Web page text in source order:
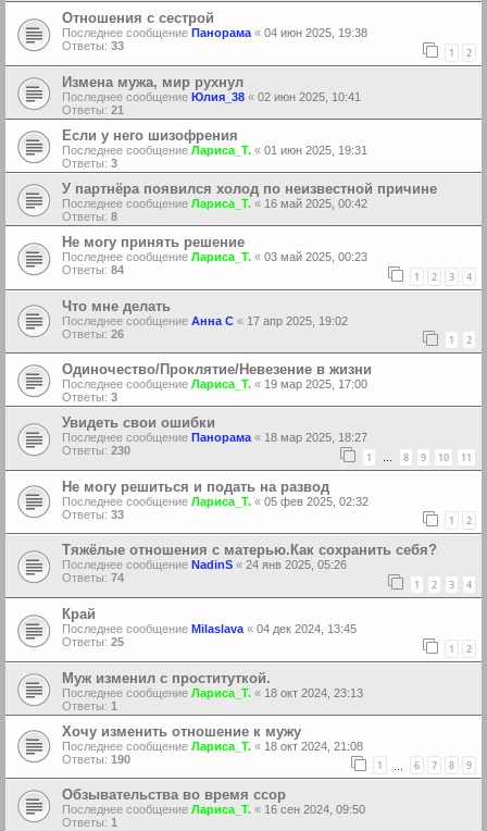
Отношения с сестрой
Последнее сообщение Панорама « 04 июн 2025, 19:38
Ответы: 33 1 2
Измена мужа, мир рухнул
Последнее сообщение Юлия_38 « 02 июн 2025, 10:41
Ответы: 21
Если у него шизофрения
Последнее сообщение Лариса_Т. « 01 июн 2025, 19:31
Ответы: 3
У партнёра появился холод по неизвестной причине
Последнее сообщение Лариса_Т. « 16 май 2025, 00:42
Ответы: 8
Не могу принять решение
Последнее сообщение Лариса_Т. « 03 май 2025, 00:23
Ответы: 84 1 2 3 4
Что мне делать
Последнее сообщение Анна С « 17 апр 2025, 19:02
Ответы: 26 1 2
Одиночество/Проклятие/Невезение в жизни
Последнее сообщение Лариса_Т. « 19 мар 2025, 17:00
Ответы: 3
Увидеть свои ошибки
Последнее сообщение Панорама « 18 мар 2025, 18:27
Ответы: 230 1 … 8 9 10 11
Не могу решиться и подать на развод
Последнее сообщение Лариса_Т. « 05 фев 2025, 02:32
Ответы: 33 1 2
Тяжёлые отношения с матерью.Как сохранить себя?
Последнее сообщение NadinS « 24 янв 2025, 05:26
Ответы: 74 1 2 3 4
Край
Последнее сообщение Milaslava « 04 дек 2024, 13:45
Ответы: 25 1 2
Муж изменил с проституткой.
Последнее сообщение Лариса_Т. « 18 окт 2024, 23:13
Ответы: 1
Хочу изменить отношение к мужу
Последнее сообщение Лариса_Т. « 18 окт 2024, 21:08
Ответы: 190 1 6 7 8 9
Обзывательства во время ссор
Последнее сообщение Лариса_Т. « 16 сен 2024, 09:50
Ответы: 1